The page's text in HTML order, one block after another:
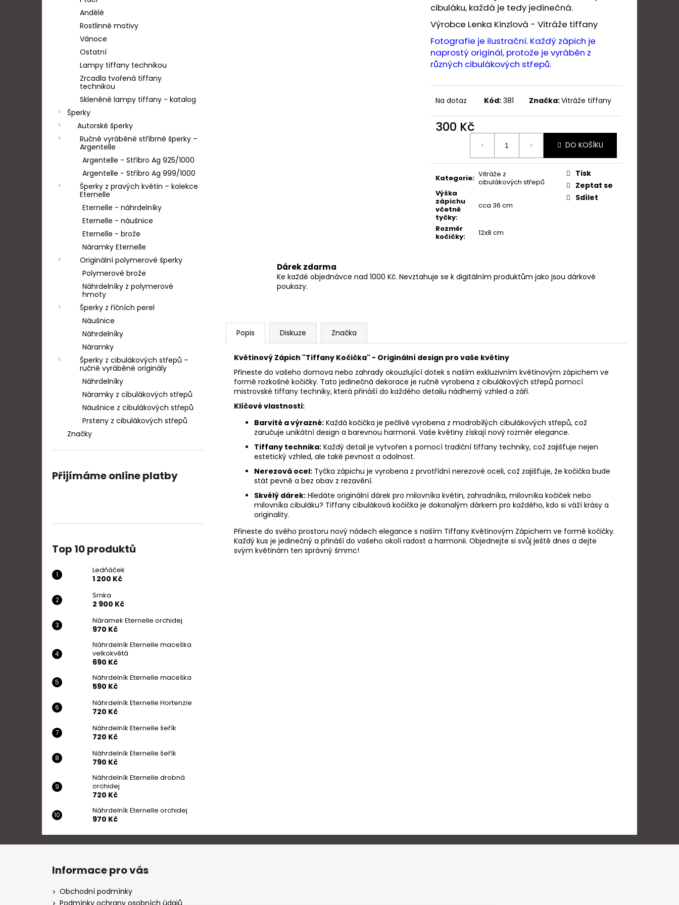
Andělé
Rostlinné motivy
Vánoce
Ostatní
Lampy tiffany technikou
Zrcadla tvořená tiffany
technikou
Skleněné lampy tiffany - katalog
Šperky
Autorské šperky
Ručně vyráběné stříbrné šperky –
Argentelle
Argentelle - Stříbro Ag 925/1000
Argentelle - Stříbro Ag 999/1000
Šperky z pravých květin – kolekce
Eternelle
Eternelle - náhrdelníky
Eternelle - náušnice
Eternelle - brože
Náramky Eternelle
Originální polymerové šperky
Polymerové brože
Náhrdelníky z polymerové
hmoty
Šperky z říčních perel
Náušnice
Náhrdelníky
Náramky
Šperky z cibulákových střepů –
ručně vyráběné originály
Náhrdelníky
Náramky z cibulákových střepů
Náušnice z cibulákových střepů
Prsteny z cibulákových střepů
Značky
Přijímáme online platby
Top 10 produktů
Ledňáček
1 200 Kč
Srnka
2 900 Kč
Náramek Eternelle orchidej
970 Kč
Náhrdelník Eternelle maceška
velkokvětá
690 Kč
Náhrdelník Eternelle maceška
590 Kč
Náhrdelník Eternelle Hortenzie
720 Kč
Náhrdelník Eternelle šeřík
720 Kč
Náhrdelník Eternelle šeřík
790 Kč
Náhrdelník Eternelle drobná
orchidej
720 Kč
Náhrdelník Eternelle orchidej
970 Kč
cibuláku, každá je tedy jedinečná.
Výrobce Lenka Kinzlová - Vitráže tiffany
Fotografie je ilustrační. Každý zápich je
naprostý originál, protože je vyráběn z
různých cibulákových střepů.
Na dotaz Kód: 381 Značka:Vitráže tiffany
300 Kč
DO KOŠÍKU
Kategorie: Vitráže z
cibulákových střepů
Výška
zápichu
včetně
tyčky:
cca 36 cm
Rozměr
kočičky: 12x8 cm
Tisk
Zeptat se
Sdílet
Dárek zdarma
Ke každé objednávce nad 1000 Kč. Nevztahuje se k digitálním produktům jako jsou dárkové
poukazy.
Popis Diskuze Značka
Květinový Zápich "Tiffany Kočička" - Originální design pro vaše květiny
Přineste do vašeho domova nebo zahrady okouzlující dotek s naším exkluzivním květinovým zápichem ve
formě rozkošné kočičky. Tato jedinečná dekorace je ručně vyrobena z cibulákových střepů pomocí
mistrovské tiffany techniky, která přináší do každého detailu nádherný vzhled a záři.
Klíčové vlastnosti:
Barvité a výrazné: Každá kočička je pečlivě vyrobena z modrobílých cibulákových střepů, což
zaručuje unikátní design a barevnou harmonii. Vaše květiny získají nový rozměr elegance.
Tiffany technika: Každý detail je vytvořen s pomocí tradiční tiffany techniky, což zajišťuje nejen
estetický vzhled, ale také pevnost a odolnost.
Nerezová ocel: Tyčka zápichu je vyrobena z prvotřídní nerezové oceli, což zajišťuje, že kočička bude
stát pevně a bez obav z rezavění.
Skvělý dárek: Hledáte originální dárek pro milovníka květin, zahradníka, milovníka kočiček nebo
milovníka cibuláku? Tiffany cibuláková kočička je dokonalým dárkem pro každého, kdo si váží krásy a
originality.
Přineste do svého prostoru nový nádech elegance s naším Tiffany Květinovým Zápichem ve formě kočičky.
Každý kus je jedinečný a přináší do vašeho okolí radost a harmonii. Objednejte si svůj ještě dnes a dejte
svým květinám ten správný šmrnc!
LEDŇÁČEK
1 200 Kč
NÁRAMEK ETERNELLE ORCHIDEJ
Z
Informace pro vás
Obchodní podmínky
Podmínky ochrany osobních údajů